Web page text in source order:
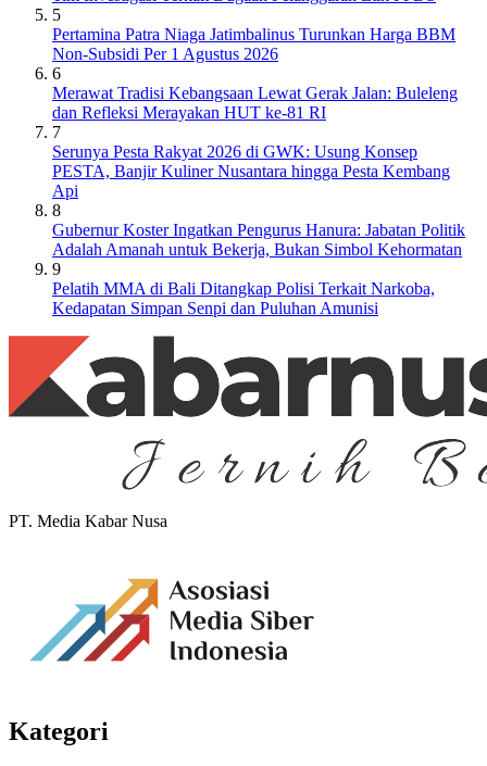
5
Pertamina Patra Niaga Jatimbalinus Turunkan Harga BBM
Non-Subsidi Per 1 Agustus 2026
6
Merawat Tradisi Kebangsaan Lewat Gerak Jalan: Buleleng
dan Refleksi Merayakan HUT ke-81 RI
7
Serunya Pesta Rakyat 2026 di GWK: Usung Konsep
PESTA, Banjir Kuliner Nusantara hingga Pesta Kembang
Api
8
Gubernur Koster Ingatkan Pengurus Hanura: Jabatan Politik
Adalah Amanah untuk Bekerja, Bukan Simbol Kehormatan
9
Pelatih MMA di Bali Ditangkap Polisi Terkait Narkoba,
Kedapatan Simpan Senpi dan Puluhan Amunisi
PT. Media Kabar Nusa
Kategori